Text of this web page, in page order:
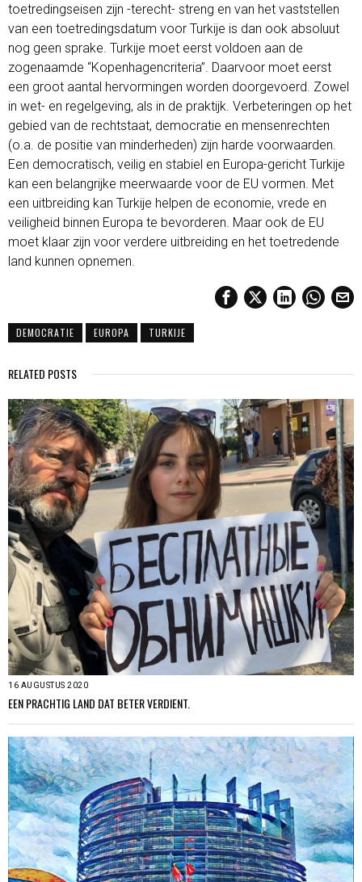
toetredingseisen zijn -terecht- streng en van het vaststellen
van een toetredingsdatum voor Turkije is dan ook absoluut
nog geen sprake. Turkije moet eerst voldoen aan de
zogenaamde “Kopenhagencriteria”. Daarvoor moet eerst
een groot aantal hervormingen worden doorgevoerd. Zowel
in wet- en regelgeving, als in de praktijk. Verbeteringen op het
gebied van de rechtstaat, democratie en mensenrechten
(o.a. de positie van minderheden) zijn harde voorwaarden.
Een democratisch, veilig en stabiel en Europa-gericht Turkije
kan een belangrijke meerwaarde voor de EU vormen. Met
een uitbreiding kan Turkije helpen de economie, vrede en
veiligheid binnen Europa te bevorderen. Maar ook de EU
moet klaar zijn voor verdere uitbreiding en het toetredende
land kunnen opnemen.
DEMOCRATIE EUROPA TURKIJE
RELATED POSTS
16 AUGUSTUS 2020
EEN PRACHTIG LAND DAT BETER VERDIENT.